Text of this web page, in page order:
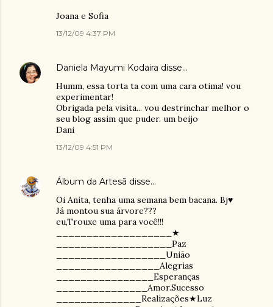
Joana e Sofia
13/12/09 4:37 PM
Daniela Mayumi Kodaira disse…
Humm, essa torta ta com uma cara otima! vou
experimentar!
Obrigada pela visita... vou destrinchar melhor o
seu blog assim que puder. um beijo
Dani
13/12/09 4:51 PM
Álbum da Artesã disse…
Oi Anita, tenha uma semana bem bacana. Bj♥
Já montou sua árvore???
eu,Trouxe uma para você!!!
___________________★
___________________Paz
__________________União
_________________Alegrias
________________Esperanças
_______________Amor.Sucesso
______________Realizações★Luz